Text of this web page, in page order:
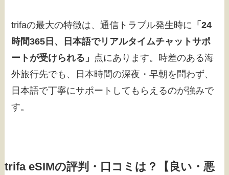
trifaの最大の特徴は、通信トラブル発生時に 「24
時間365日、日本語でリアルタイムチャットサポ
ートが受けられる」 点にあります。時差のある海
外旅行先でも、日本時間の深夜・早朝を問わず、
日本語で丁寧にサポートしてもらえるのが強みで
す。
trifa eSIMの評判・口コミは？【良い・悪